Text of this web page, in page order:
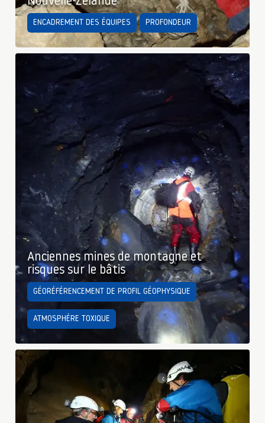
ENCADREMENT DES ÉQUIPES PROFONDEUR
Anciennes mines de montagne et
risques sur le bâtis
GÉORÉFÉRENCEMENT DE PROFIL GÉOPHYSIQUE
ATMOSPHÈRE TOXIQUE